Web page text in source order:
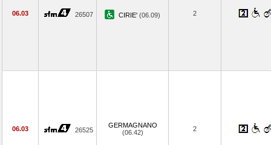
06.03 26507 CIRIE' (06.09) 2
06.03 26525
GERMAGNANO
(06.42)
2